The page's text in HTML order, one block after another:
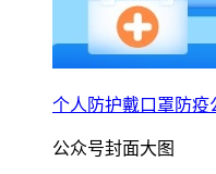
个人防护戴口罩防疫
公众号封面大图